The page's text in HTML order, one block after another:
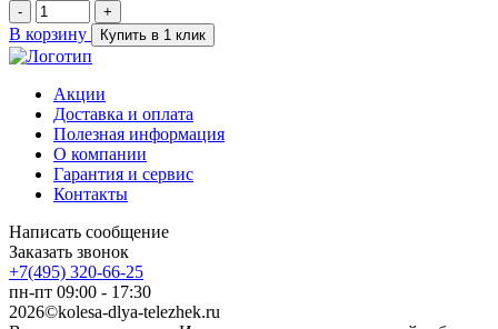
- +
В корзину Купить в 1 клик
Акции
Доставка и оплата
Полезная информация
О компании
Гарантия и сервис
Контакты
Написать сообщение
Заказать звонок
+7(495) 320-66-25
пн-пт 09:00 - 17:30
2026©kolesa-dlya-telezhek.ru